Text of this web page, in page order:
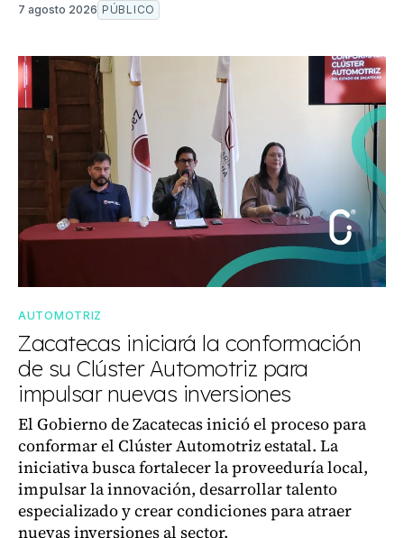
7 agosto 2026 PÚBLICO
AUTOMOTRIZ
Zacatecas iniciará la conformación
de su Clúster Automotriz para
impulsar nuevas inversiones
El Gobierno de Zacatecas inició el proceso para
conformar el Clúster Automotriz estatal. La
iniciativa busca fortalecer la proveeduría local,
impulsar la innovación, desarrollar talento
especializado y crear condiciones para atraer
nuevas inversiones al sector.